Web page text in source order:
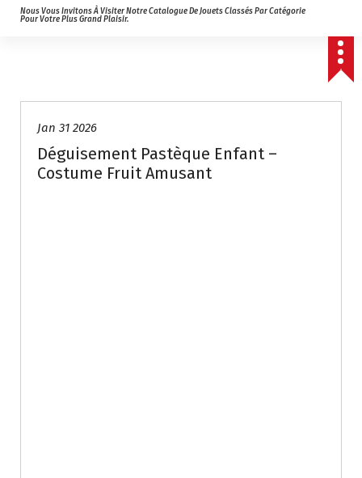
Nous Vous Invitons À Visiter Notre Catalogue De Jouets Classés Par Catégorie
Pour Votre Plus Grand Plaisir.
Jan 31 2026
Déguisement Pastèque Enfant –
Costume Fruit Amusant